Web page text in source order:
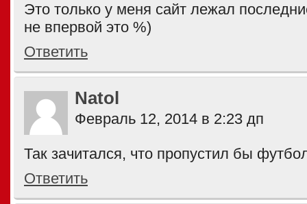
Это только у меня сайт лежал
не впервой это %)
Ответить
Natol
Февраль 12, 2014 в 2:23 дп
Так зачитался, что пропустил бы
Ответить